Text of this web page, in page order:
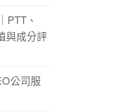
PTT、
與成分評
公司服